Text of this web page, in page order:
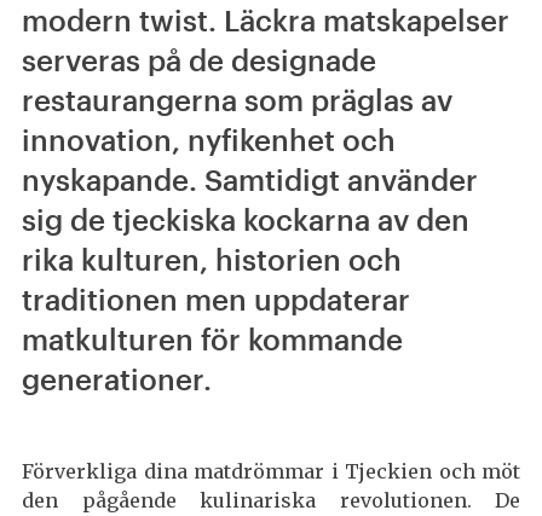
modern twist. Läckra matskapelser
serveras på de designade
restaurangerna som präglas av
innovation, nyfikenhet och
nyskapande. Samtidigt använder
sig de tjeckiska kockarna av den
rika kulturen, historien och
traditionen men uppdaterar
matkulturen för kommande
generationer.
Förverkliga dina matdrömmar i Tjeckien och möt
den pågående kulinariska revolutionen. De